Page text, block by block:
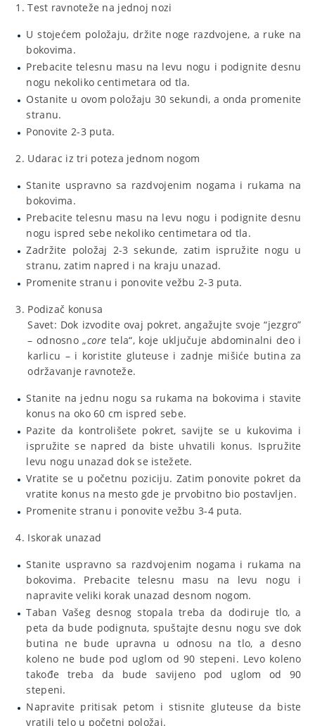
Test ravnoteže na jednoj nozi
U stojećem položaju, držite noge razdvojene, a ruke na
bokovima.
Prebacite telesnu masu na levu nogu i podignite desnu
nogu nekoliko centimetara od tla.
Ostanite u ovom položaju 30 sekundi, a onda promenite
stranu.
Ponovite 2-3 puta.
Udarac iz tri poteza jednom nogom
Stanite uspravno sa razdvojenim nogama i rukama na
bokovima.
Prebacite telesnu masu na levu nogu i podignite desnu
nogu ispred sebe nekoliko centimetara od tla.
Zadržite položaj 2-3 sekunde, zatim ispružite nogu u
stranu, zatim napred i na kraju unazad.
Promenite stranu i ponovite vežbu 2-3 puta.
Podizač konusa
Savet: Dok izvodite ovaj pokret, angažujte svoje “jezgro”
– odnosno „core tela“, koje uključuje abdominalni deo i
karlicu – i koristite gluteuse i zadnje mišiće butina za
održavanje ravnoteže.
Stanite na jednu nogu sa rukama na bokovima i stavite
konus na oko 60 cm ispred sebe.
Pazite da kontrolišete pokret, savijte se u kukovima i
ispružite se napred da biste uhvatili konus. Ispružite
levu nogu unazad dok se istežete.
Vratite se u početnu poziciju. Zatim ponovite pokret da
vratite konus na mesto gde je prvobitno bio postavljen.
Promenite stranu i ponovite vežbu 3-4 puta.
Iskorak unazad
Stanite uspravno sa razdvojenim nogama i rukama na
bokovima. Prebacite telesnu masu na levu nogu i
napravite veliki korak unazad desnom nogom.
Taban Vašeg desnog stopala treba da dodiruje tlo, a
peta da bude podignuta, spuštajte desnu nogu sve dok
butina ne bude upravna u odnosu na tlo, a desno
koleno ne bude pod uglom od 90 stepeni. Levo koleno
takođe treba da bude savijeno pod uglom od 90
stepeni.
Napravite pritisak petom i stisnite gluteuse da biste
vratili telo u početni položaj.